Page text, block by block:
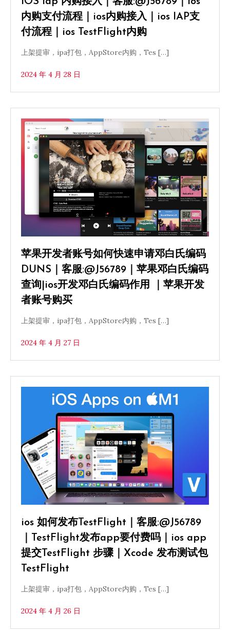
内购支付流程｜ios内购接入｜ios IAP支
付流程｜ios TestFlight内购
上架提审，ipa打包，AppStore内购，Tes […]
2024 年 4 月 28 日
苹果开发者账号如何快速申请邓白氏编码
DUNS｜客服:@J56789｜苹果邓白氏编码
查询|ios开发邓白氏编码作用 ｜苹果开发
者账号购买
上架提审，ipa打包，AppStore内购，Tes […]
2024 年 4 月 27 日
ios 如何发布TestFlight｜客服:@J56789
｜TestFlight发布app要付费吗｜ios app
提交TestFlight 步骤｜Xcode 发布测试包
TestFlight
上架提审，ipa打包，AppStore内购，Tes […]
2024 年 4 月 26 日